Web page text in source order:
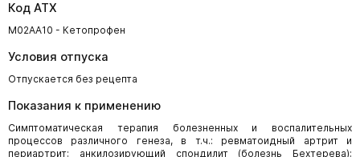
Код АТХ
M02AA10 - Кетопрофен
Условия отпуска
Отпускается без рецепта
Показания к применению
Симптоматическая терапия болезненных и воспалительных
процессов различного генеза, в т.ч.: ревматоидный артрит и
периартрит; анкилозирующий спондилит (болезнь Бехтерева);